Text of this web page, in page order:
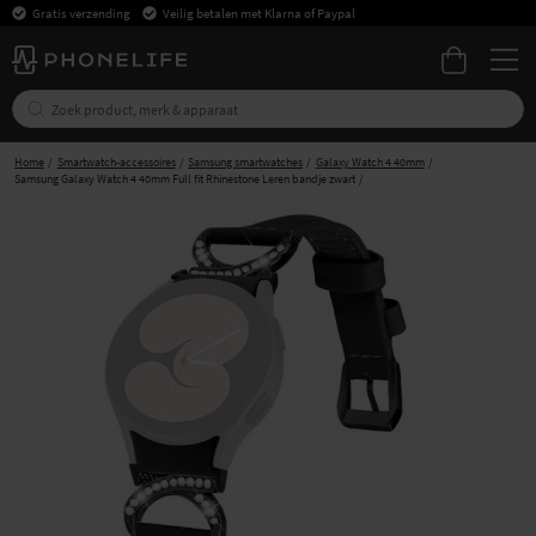
Gratis verzending Veilig betalen met Klarna of Paypal
Home Smartwatch-accessoires Samsung smartwatches
Galaxy Watch 4 40mm
Samsung Galaxy Watch 4 40mm Full fit Rhinestone Leren bandje zwart